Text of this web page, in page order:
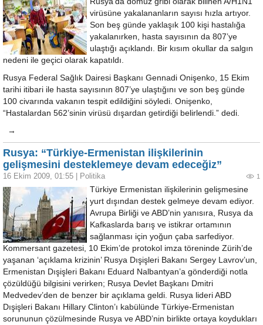
virüsüne yakalananların sayısı hızla artıyor.
Son beş günde yaklaşık 100 kişi hastalığa
yakalanırken, hasta sayısının da 807’ye
ulaştığı açıklandı. Bir kısım okullar da salgın
nedeni ile geçici olarak kapatıldı.
Rusya Federal Sağlık Dairesi Başkanı Gennadi Onişenko, 15 Ekim
tarihi itibari ile hasta sayısının 807’ye ulaştığını ve son beş günde
100 civarında vakanın tespit edildiğini söyledi. Onişenko,
“Hastalardan 562’sinin virüsü dışardan getirdiği belirlendi.” dedi.
→
Rusya: “Türkiye-Ermenistan ilişkilerinin
gelişmesini desteklemeye devam edeceğiz”
16 Ekim 2009, 01:55 Politika 1
Türkiye Ermenistan ilişkilerinin gelişmesine
yurt dışından destek gelmeye devam ediyor.
Avrupa Birliği ve ABD’nin yanısıra, Rusya da
Kafkaslarda barış ve istikrar ortamının
sağlanması için yoğun çaba sarfediyor.
Kommersant gazetesi, 10 Ekim’de protokol imza töreninde Zürih’de
yaşanan ‘açıklama krizinin’ Rusya Dışişleri Bakanı Sergey Lavrov’un,
Ermenistan Dışişleri Bakanı Eduard Nalbantyan’a gönderdiği notla
çözüldüğü bilgisini verirken; Rusya Devlet Başkanı Dmitri
Medvedev’den de benzer bir açıklama geldi. Rusya lideri ABD
Dışişleri Bakanı Hillary Clinton’ı kabülünde Türkiye-Ermenistan
sorununun çözülmesinde Rusya ve ABD’nin birlikte ortaya koydukları